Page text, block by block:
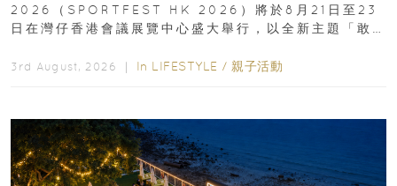
2026（SPORTFEST HK 2026）將於8月21日至23
日在灣仔香港會議展覽中心盛大舉行，以全新主題「敢
3rd August, 2026 ｜ In LIFESTYLE / 親子活動